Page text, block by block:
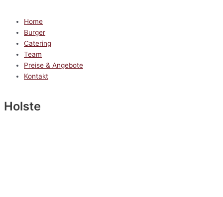
Home
Burger
Catering
Team
Preise & Angebote
Kontakt
Holste